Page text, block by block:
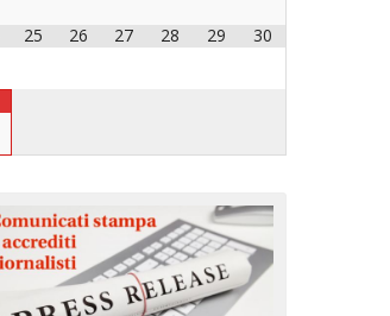
25 26 27 28 29 30